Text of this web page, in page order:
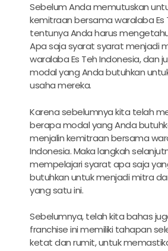
Sebelum Anda memutuskan
kemitraan bersama waralaba Es
tentunya Anda harus
Apa saja syarat syarat menjadi
waralaba Es Teh Indonesia, dan
modal yang Anda butuhkan
usaha mereka.
Karena sebelumnya kita telah
berapa modal yang Anda
menjalin kemitraan bersama
Indonesia. Maka langkah
mempelajari syarat apa saja
butuhkan untuk menjadi mitra
yang satu ini.
Sebelumnya, telah kita bahas
franchise ini memiliki tahapan
ketat dan rumit, untuk